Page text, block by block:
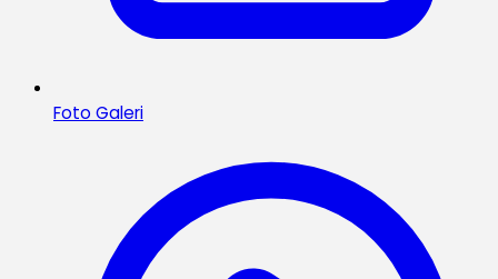
Foto Galeri